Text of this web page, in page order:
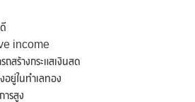
income
สร้างกระแสเงินสด
อยู่ในทำเลทอง
ารสูง